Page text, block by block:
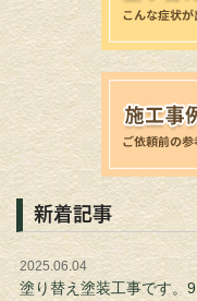
新着記事
2025.06.04
塗り替え塗装工事です。9